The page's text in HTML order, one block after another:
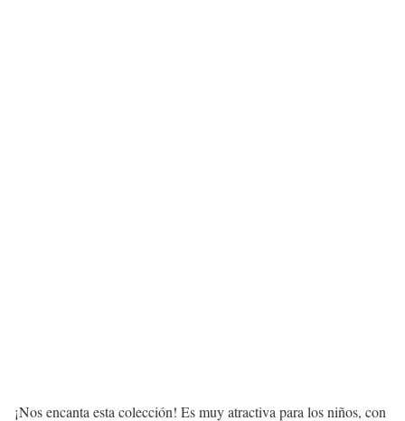
¡Nos encanta esta colección! Es muy atractiva para los niños, con